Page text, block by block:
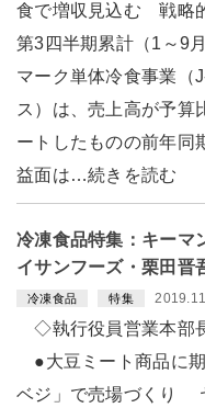
食で増収見込む 戦略
第3四半期累計（1～9
マーク単体冷食事業（
ス）は、売上高が予算
ートしたものの前年同
益面は…続きを読む
冷凍食品特集：キーマ
イサンフーズ・栗田晋
冷凍食品 特集
◇執行役員営業本部
●大豆ミート商品に
ベジ」で売場づくり